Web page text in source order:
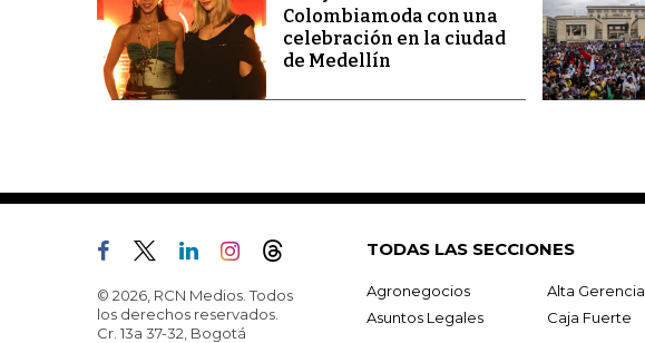
Colombiamoda con una
celebración en la ciudad
de Medellín
© 2026, RCN Medios. Todos
los derechos reservados.
Cr. 13a 37-32, Bogotá
TODAS LAS SECCIONES
Agronegocios Alta Gerencia
Asuntos Legales
Caja Fuerte